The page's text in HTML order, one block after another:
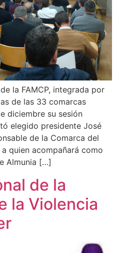
la FAMCP, integrada por
de las 33 comarcas
diciembre su sesión
elegido presidente José
de la Comarca del
quien acompañará como
Almunia […]
de la
la Violencia